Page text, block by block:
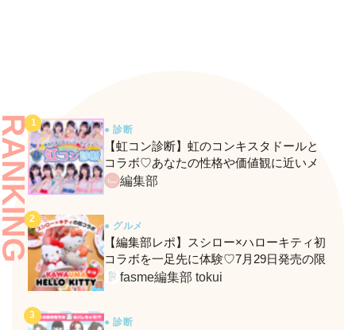
● 診断
【虹コン診断】虹のコンキスタドールと
コラボ♡あなたの性格や価値観に近いメ
ンバーがわかる、fasmeの新診断がスター
編集部
● グルメ
【編集部レポ】スシロー×ハローキティ初
コラボを一足先に体験♡7月29日発売の限
定メニュー＆グッズをレポ！
fasme編集部 tokui
● 診断